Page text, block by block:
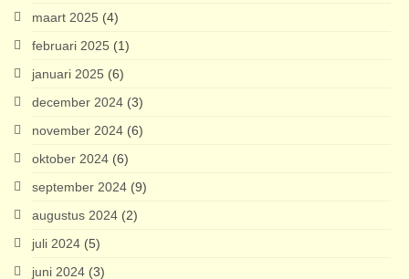
maart 2025 (4)
februari 2025 (1)
januari 2025 (6)
december 2024 (3)
november 2024 (6)
oktober 2024 (6)
september 2024 (9)
augustus 2024 (2)
juli 2024 (5)
juni 2024 (3)